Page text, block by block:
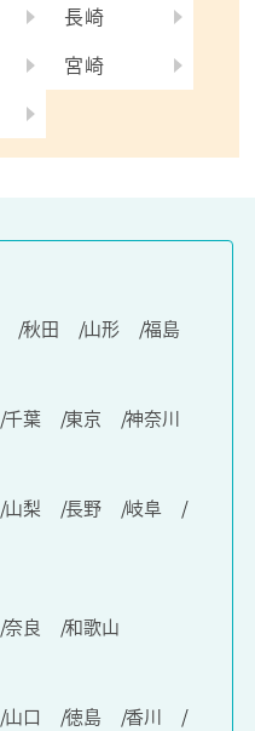
長崎
宮崎
秋田 山形
福島
千葉 東京
神奈川
山梨 長野
岐阜
奈良
和歌山
山口 徳島
香川